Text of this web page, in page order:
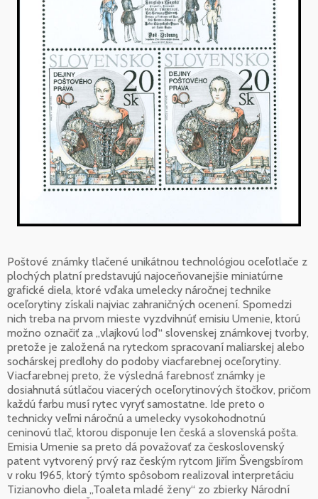
Poštové známky tlačené unikátnou technológiou oceľotlače z
plochých platní predstavujú najoceňovanejšie miniatúrne
grafické diela, ktoré vďaka umelecky náročnej technike
oceľorytiny získali najviac zahraničných ocenení. Spomedzi
nich treba na prvom mieste vyzdvihnúť emisiu Umenie, ktorú
možno označiť za „vlajkovú loď“ slovenskej známkovej tvorby,
pretože je založená na ryteckom spracovaní maliarskej alebo
sochárskej predlohy do podoby viacfarebnej oceľorytiny.
Viacfarebnej preto, že výsledná farebnosť známky je
dosiahnutá sútlačou viacerých oceľorytinových štočkov, pričom
každú farbu musí rytec vyryť samostatne. Ide preto o
technicky veľmi náročnú a umelecky vysokohodnotnú
ceninovú tlač, ktorou disponuje len česká a slovenská pošta.
Emisia Umenie sa preto dá považovať za československý
patent vytvorený prvý raz českým rytcom Jiřím Švengsbírom
v roku 1965, ktorý týmto spôsobom realizoval interpretáciu
Tizianovho diela „Toaleta mladé ženy“ zo zbierky Národní